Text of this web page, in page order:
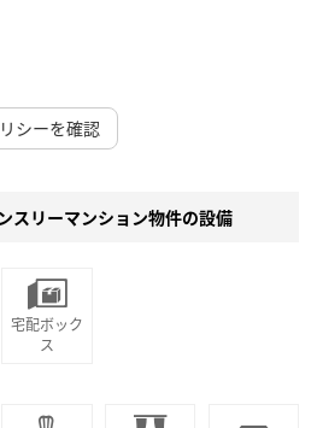
シーを確認
スリーマンション物件の設備
宅配ボック
ス